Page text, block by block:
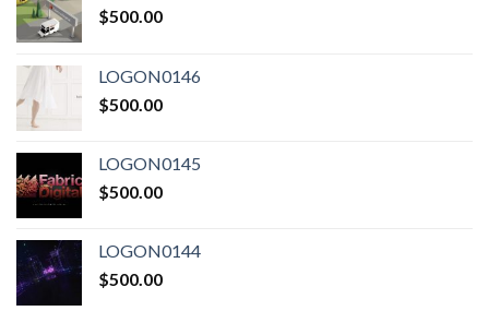
$500.00
LOGON0146
$500.00
LOGON0145
$500.00
LOGON0144
$500.00